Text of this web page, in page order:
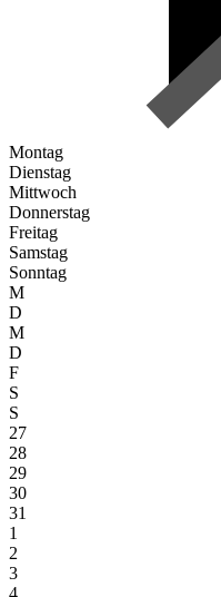
Montag
Dienstag
Mittwoch
Donnerstag
Freitag
Samstag
Sonntag
M
D
M
D
F
S
S
27
28
29
30
31
1
2
3